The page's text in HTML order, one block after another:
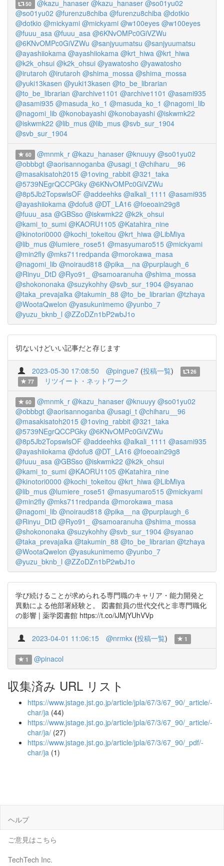
50 @kazu_hanaser @kazu_hanaser @so01yu02
@so01yu02 @furenzu8chiba @furenzu8chiba @dotkio
@dotkio @mickyami @mickyami @w100eyes @w100eyes
@fuuu_asa @fuuu_asa @6KNvOMPc0GiVZWu
@6KNvOMPc0GiVZWu @sanjyuumatsu @sanjyuumatsu
@ayashiiokama @ayashiiokama @krt_hiwa @krt_hiwa
@k2k_ohsui @k2k_ohsui @yawatosho @yawatosho
@irutaroh @irutaroh @shima_mossa @shima_mossa
@yuki13kasen @yuki13kasen @to_be_librarian
@to_be_librarian @archive1101 @archive1101 @asami935
@asami935 @masuda_ko_1 @masuda_ko_1 @nagomi_lib
@nagomi_lib @konobayashi @konobayashi @iskwmk22
@iskwmk22 @lib_mus @lib_mus @svb_sur_1904
@svb_sur_1904
60 @mnmk_r @kazu_hanaser @knuuyy @so01yu02
@obbbgt @aorisannoganba @usagi_t @chiharu__96
@masakisatoh2015 @1oving_rabbit @321_taka
@5739NEgrQCCPGky @6KNvOMPc0GiVZWu
@8p5Jb2TopswlsOF @addeehks @alkali_1111 @asami935
@ayashiiokama @dofu8 @DT_LA16 @foeoain29g8
@fuuu_asa @GBSso @iskwmk22 @k2k_ohsui
@kami_to_sumi @KAORU1105 @Katahira_nine
@kinotori0000 @kochi_tokeitou @krt_hiwa @LibMiya
@lib_mus @lumiere_rose51 @masyumaro515 @mickyami
@min2fly @mks711redpanda @morokawa_masa
@nagomi_lib @noiraud818 @pika__na @purplaugh_6
@Rinyu_DtD @Ryo91_ @samoaranuha @shima_mossa
@shokononaka @suzykohhy @svb_sur_1904 @syanao
@taka_prevajalka @takumin_88 @to_be_librarian @tzhaya
@WootaQwelon @yasukunimemo @yunbo_7
@yuzu_bknb_l @ZZoDZn1bP2wbJ1o
切ないけどいい記事だと存じます
2023-05-30 17:08:50 @pingue7 (投稿一覧)
26
77
リツイート・ネットワーク
60 @mnmk_r @kazu_hanaser @knuuyy @so01yu02
@obbbgt @aorisannoganba @usagi_t @chiharu__96
@masakisatoh2015 @1oving_rabbit @321_taka
@5739NEgrQCCPGky @6KNvOMPc0GiVZWu
@8p5Jb2TopswlsOF @addeehks @alkali_1111 @asami935
@ayashiiokama @dofu8 @DT_LA16 @foeoain29g8
@fuuu_asa @GBSso @iskwmk22 @k2k_ohsui
@kami_to_sumi @KAORU1105 @Katahira_nine
@kinotori0000 @kochi_tokeitou @krt_hiwa @LibMiya
@lib_mus @lumiere_rose51 @masyumaro515 @mickyami
@min2fly @mks711redpanda @morokawa_masa
@nagomi_lib @noiraud818 @pika__na @purplaugh_6
@Rinyu_DtD @Ryo91_ @samoaranuha @shima_mossa
@shokononaka @suzykohhy @svb_sur_1904 @syanao
@taka_prevajalka @takumin_88 @to_be_librarian @tzhaya
@WootaQwelon @yasukunimemo @yunbo_7
@yuzu_bknb_l @ZZoDZn1bP2wbJ1o
学び続けることが求められる専門職のキャリア・能力開発と
異動による他部署経験と。 図書館員の世代交代と非専門職化
の影響 | 薬学図書館 https://t.co/iJMjYUhVVp
2023-04-01 11:06:15 @nrmkx (投稿一覧) 1
1 @pinacol
収集済み URL リスト
https://www.jstage.jst.go.jp/article/jpla/67/3/67_90/_article/-
char/ja (44)
https://www.jstage.jst.go.jp/article/jpla/67/3/67_90/_article/-
char/ja/ (27)
https://www.jstage.jst.go.jp/article/jpla/67/3/67_90/_pdf/-
char/ja (1)
ヘルプ
ご意見はこちら
TechTech Inc.